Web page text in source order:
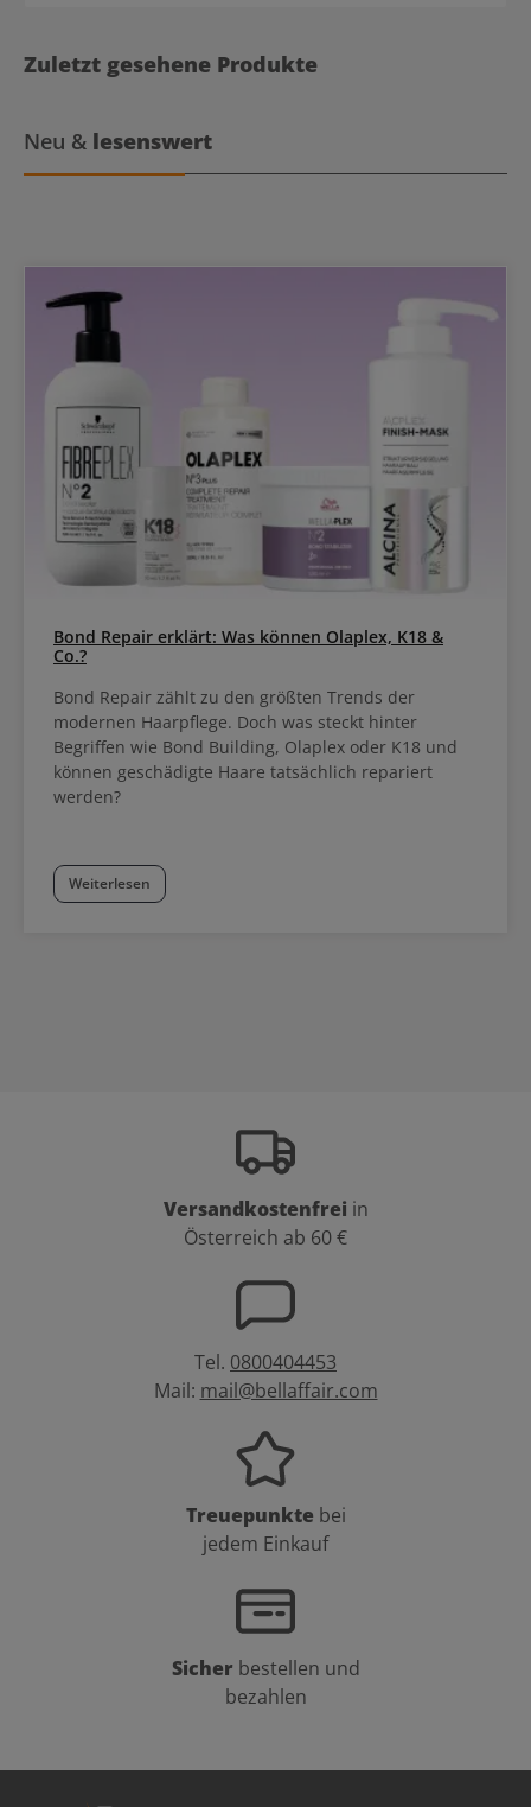
Zuletzt gesehene Produkte
Neu & lesenswert
Bond Repair erklärt: Was können Olaplex, K18 &
Co.?
Bond Repair zählt zu den größten Trends der
modernen Haarpflege. Doch was steckt hinter
Begriffen wie Bond Building, Olaplex oder K18 und
können geschädigte Haare tatsächlich repariert
werden?
Weiterlesen
Versandkostenfrei in
Österreich ab 60 €
Tel. 0800404453
Mail: mail@bellaffair.com
Treuepunkte bei
jedem Einkauf
Sicher bestellen und
bezahlen